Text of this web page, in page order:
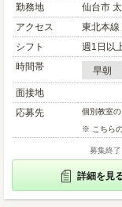
勤務地
仙台市
アクセス
東北本線
シフト
週1日以
時間帯
早朝
面接地
応募先
個別教室
※ こちら
募集終
詳細を見